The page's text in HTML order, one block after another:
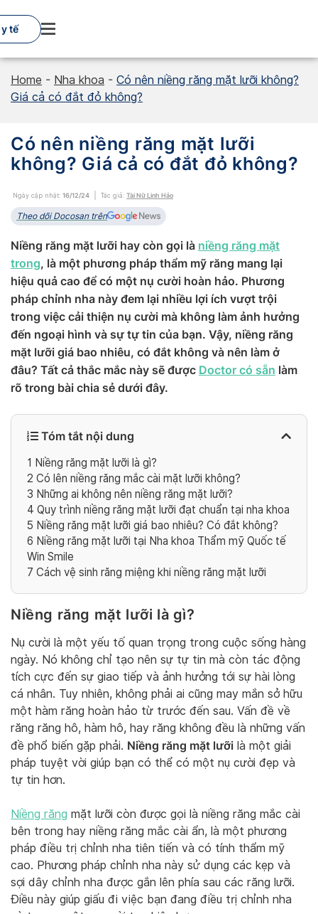
to
content
tế
Home - Nha khoa - Có nên niềng răng mặt lưỡi không?
Giá cả có đắt đỏ không?
Có nên niềng răng mặt lưỡi
không? Giá cả có đắt đỏ không?
Ngày cập nhật: 16/12/24 Tác giả: Tài Nữ Linh Hảo
Theo dõi Docosan trên
Niềng răng mặt lưỡi hay còn gọi là niềng răng mặt
trong, là một phương pháp thẩm mỹ răng mang lại
hiệu quả cao để có một nụ cười hoàn hảo. Phương
pháp chỉnh nha này đem lại nhiều lợi ích vượt trội
trong việc cải thiện nụ cười mà không làm ảnh hưởng
đến ngoại hình và sự tự tin của bạn. Vậy, niềng răng
mặt lưỡi giá bao nhiêu, có đắt không và nên làm ở
đâu? Tất cả thắc mắc này sẽ được Doctor có sẵn làm
rõ trong bài chia sẻ dưới đây.
Tóm tắt nội dung
1 Niềng răng mặt lưỡi là gì?
2 Có lên niềng răng mắc cài mặt lưỡi không?
3 Những ai không nên niềng răng mặt lưỡi?
4 Quy trình niềng răng mặt lưỡi đạt chuẩn tại nha khoa
5 Niềng răng mặt lưỡi giá bao nhiêu? Có đắt không?
6 Niềng răng mặt lưỡi tại Nha khoa Thẩm mỹ Quốc tế
Win Smile
7 Cách vệ sinh răng miệng khi niềng răng mặt lưỡi
Niềng răng mặt lưỡi là gì?
Nụ cười là một yếu tố quan trọng trong cuộc sống hàng
ngày. Nó không chỉ tạo nên sự tự tin mà còn tác động
tích cực đến sự giao tiếp và ảnh hưởng tới sự hài lòng
cá nhân. Tuy nhiên, không phải ai cũng may mắn sở hữu
một hàm răng hoàn hảo từ trước đến sau. Vấn đề về
răng răng hô, hàm hô, hay răng không đều là những vấn
đề phổ biến gặp phải. Niềng răng mặt lưỡi là một giải
pháp tuyệt vời giúp bạn có thể có một nụ cười đẹp và
tự tin hơn.
Niềng răng mặt lưỡi còn được gọi là niềng răng mắc cài
bên trong hay niềng răng mắc cài ẩn, là một phương
pháp điều trị chỉnh nha tiên tiến và có tính thẩm mỹ
cao. Phương pháp chỉnh nha này sử dụng các kẹp và
sợi dây chỉnh nha được gắn lên phía sau các răng lưỡi.
Điều này giúp giấu đi việc bạn đang điều trị chỉnh nha